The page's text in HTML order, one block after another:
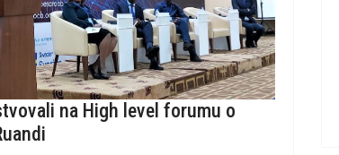
na High level forumu o